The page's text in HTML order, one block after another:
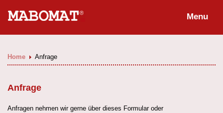
Menu
Home Anfrage
Anfrage
Anfragen nehmen wir gerne über dieses Formular oder